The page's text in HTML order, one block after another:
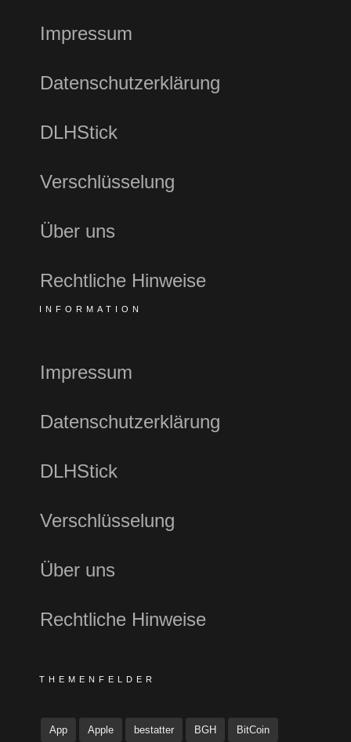
Impressum
Datenschutzerklärung
DLHStick
Verschlüsselung
Über uns
Rechtliche Hinweise
INFORMATION
Impressum
Datenschutzerklärung
DLHStick
Verschlüsselung
Über uns
Rechtliche Hinweise
THEMENFELDER
App Apple bestatter BGH BitCoin